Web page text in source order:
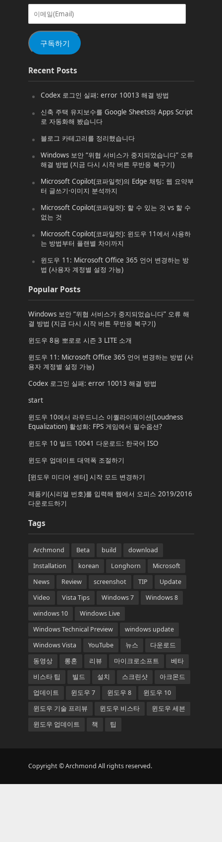
(Email)
구독하기
Recent Posts
Codex 로그인 실패: error 10013 해결 방법
신축 주택 유지보수를 Google Sheets와 Apps Script
로 자동화해 봤습니다
블로그 카테고리를 정리했습니다
Windows 보안 “위협 서비스가 중지되었습니다” 오류
해결 방법 (지금 다시 시작 버튼 무반응 복구기)
Microsoft Copilot(코파일럿)의 Edge 채팅: 웹 요약부
터 글쓰기·이미지 분석까지
Microsoft Copilot(코파일럿): 할 수 있는 것 vs 할 수
없는 것
Microsoft Copilot(코파일럿): 윈도우 11에서 사용하
는 방법부터 플랜별 차이까지
윈도우 11: Microsoft Office 365 언어 변경하는 방
법 (사용자 계정별 설정 가능)
Popular Posts
Windows 보안 “위협 서비스가 중지되었습니다” 오류 해
결 방법 (지금 다시 시작 버튼 무반응 복구기)
윈도우 8용 뽀로로 시즌 3 LITE 소개
윈도우 11: Microsoft Office 365 언어 변경하는 방법 (사
용자 계정별 설정 가능)
Codex 로그인 실패: error 10013 해결 방법
start
윈도우 10에서 라우드니스 이퀄라이제이션(Loudness
Equalization) 활성화: FPS 게임에서 필수옵션?
윈도우 10 빌드 10041 다운로드: 한국어 ISO
윈도우 업데이트 대역폭 조절하기
[윈도우 미디어 센터] 시작 모드 변경하기
제품키(시리얼 번호)를 입력해 웹에서 오피스 2019/2016
다운로드하기
Tags
Archmond Beta build
download
Installation
korean Longhorn
Microsoft
News
Review screenshot TIP
Update
Video
Vista Tips Windows 7
Windows 8
windows 10
Windows Live
Windows Technical Preview
windows update
Windows Vista
YouTube 뉴스
다운로드
동영상
롱혼 리뷰 마이크로소프트
베타
비스타 팁
빌드 설치 스크린샷
아크몬드
업데이트
윈도우 7 윈도우 8
윈도우 10
윈도우 기술 프리뷰
윈도우 비스타
윈도우 세븐
윈도우 업데이트
책 팁
Copyright © Archmond All rights reserved.